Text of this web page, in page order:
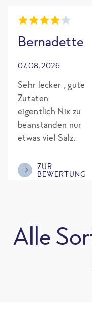
Bernadette
07.08.2026
Sehr lecker , gute
Zutaten
eigentlich Nix zu
beanstanden nur
etwas viel Salz.
ZUR
BEWERTUNG
Alle